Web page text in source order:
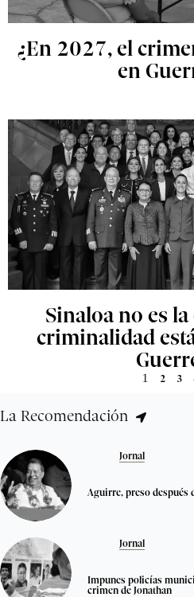
¿En 2027, el
en
Sinaloa no es
criminalidad
1 2 3
La Recomendación
Jornal
Aguirre, preso después
Jornal
Impunes policías
crimen de Jonathan